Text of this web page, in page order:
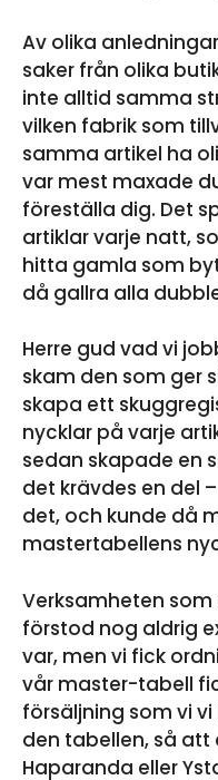
Av olika
saker från olika
inte alltid samma
vilken fabrik som
samma artikel ha
var mest maxade
föreställa dig. Det
artiklar varje natt,
hitta gamla som
då gallra alla
Herre gud vad vi
skam den som ger
skapa ett
nycklar på varje
sedan skapade en
det krävdes en del
det, och kunde då
mastertabellens
Verksamheten
förstod nog aldrig
var, men vi fick
vår master-tabell
försäljning som vi
den tabellen, så
Haparanda eller